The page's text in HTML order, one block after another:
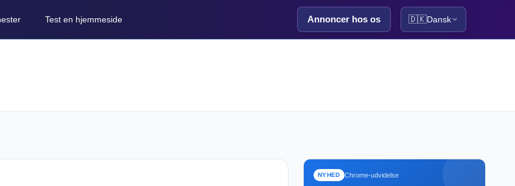
Test en hjemmeside Annoncer hos os 🇩🇰Dansk
NYHED Chrome-udvidelse